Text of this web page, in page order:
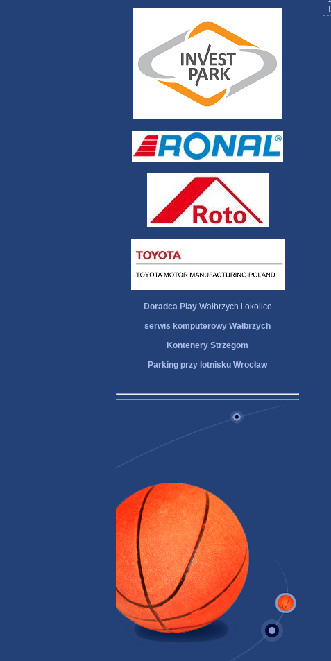
Doradca PlayWałbrzych i okolice
serwis komputerowy Wałbrzych
Kontenery Strzegom
Parking przy lotnisku Wrocław